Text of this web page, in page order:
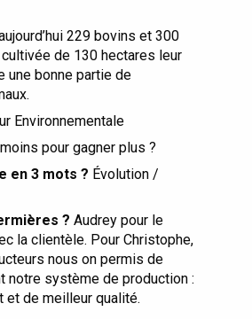
229 bovins et 300
de 130 hectares leur
une bonne partie de
Environnementale
pour gagner plus ?
en 3 mots ? Évolution /
? Audrey pour le
la clientèle. Pour Christophe,
nous on permis de
notre système de production :
de meilleur qualité.